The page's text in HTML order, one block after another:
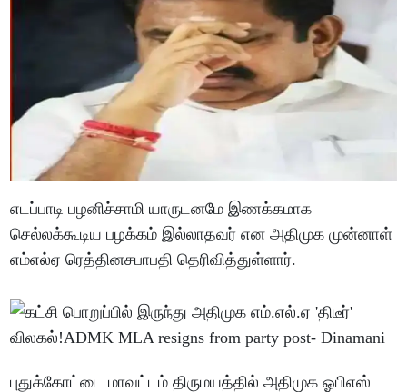
எடப்பாடி பழனிச்சாமி யாருடனமே இணக்கமாக
செல்லக்கூடிய பழக்கம் இல்லாதவர் என அதிமுக முன்னாள்
எம்எல்ஏ ரெத்தினசபாபதி தெரிவித்துள்ளார்.
புதுக்கோட்டை மாவட்டம் திருமயத்தில் அதிமுக ஓபிஎஸ்